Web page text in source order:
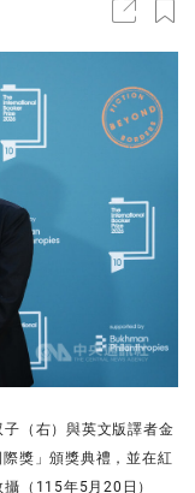
（右）與英文版譯者金
獎」頒獎典禮，並在紅
（115年5月20日）